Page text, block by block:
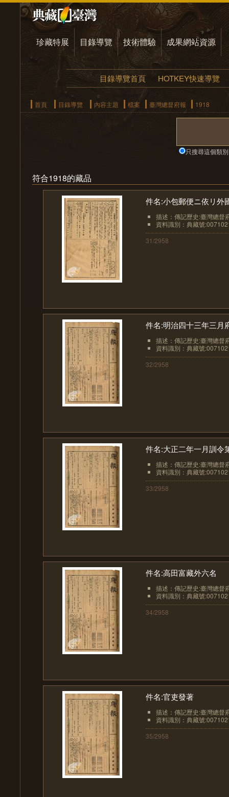
珍藏特展 目錄導覽 技術體驗 成果網站資源
目錄導覽首頁 HOTKEY快速導覽
首頁 目錄導覽 內容主題 檔案 臺灣總督府報 1918
只搜尋這個類別
符合1918的藏品
件名:小包郵便ニ依リ外
描述：傳記歷史:臺灣總督
資料識別：典藏號
31/2958
件名:明治四十三年三月
描述：傳記歷史:臺灣總督
資料識別：典藏號
32/2958
件名:大正二年一月訓令
描述：傳記歷史:臺灣總督
資料識別：典藏號
33/2958
件名:高田富藏外六名
描述：傳記歷史:臺灣總督
資料識別：典藏號
34/2958
件名:官吏發著
描述：傳記歷史:臺灣總督
資料識別：典藏號
35/2958